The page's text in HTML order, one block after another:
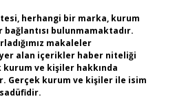
herhangi bir marka, kurum
bulunmamaktadır.
makaleler
alan içerikler haber niteliği
ve kişiler hakkında
Gerçek kurum ve kişiler ile isim